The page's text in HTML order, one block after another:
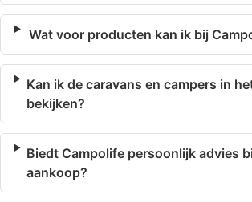
Wat voor producten kan ik bij
Kan ik de caravans en campers in
bekijken?
Biedt Campolife persoonlijk advies
aankoop?